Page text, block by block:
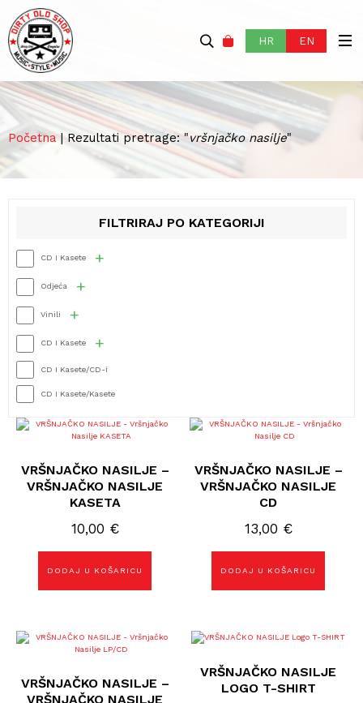
HR EN
Početna | Rezultati pretrage: "vršnjačko nasilje"
FILTRIRAJ PO KATEGORIJI
CD I Kasete +
Odjeća +
Vinili +
CD I Kasete +
CD I Kasete/CD-i
CD I Kasete/Kasete
VRŠNJAČKO NASILJE –
VRŠNJAČKO NASILJE
KASETA
10,00 €
DODAJ U KOŠARICU
VRŠNJAČKO NASILJE –
VRŠNJAČKO NASILJE
CD
13,00 €
DODAJ U KOŠARICU
VRŠNJAČKO NASILJE –
VRŠNJAČKO NASILJE
VRŠNJAČKO NASILJE
LOGO T-SHIRT
Ovaj
više
varijanti.